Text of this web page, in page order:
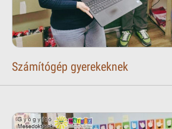
Számítógép gyerekeknek